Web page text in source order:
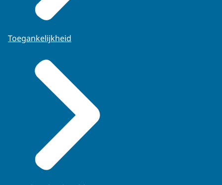
Toegankelijkheid